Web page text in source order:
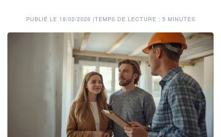
PUBLIÉ LE 18/02/2026 |TEMPS DE LECTURE : 5 MINUTES